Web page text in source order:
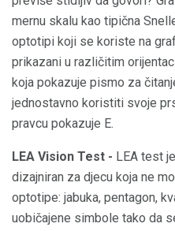
mernu skalu kao tipična
optotipi koji se koriste na
prikazani u različitim
koja pokazuje pismo za
jednostavno koristiti svoje
pravcu pokazuje E.
LEA Vision Test - LEA test
dizajniran za djecu koja ne
optotipe: jabuka, pentagon,
uobičajene simbole tako da